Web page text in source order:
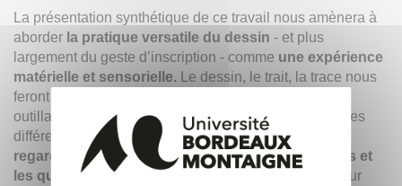
La présentation synthétique de ce travail nous amènera à
aborder la pratique versatile du dessin - et plus
largement du geste d’inscription - comme une expérience
matérielle et sensorielle. Le dessin, le trait, la trace nous
feront cheminer entre forme et informe, gestuelle et
outillage, langage et notation, texture et contours… Ces
différents points d’ancrage permettent dedécaler le
regard sur le dessin,
d’enchercher les états limites et
les qualités
et de porter sur lui une attention tour à tour